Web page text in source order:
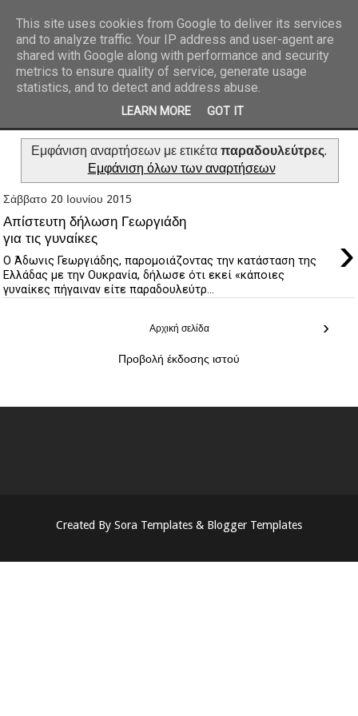
REPORTAZ NET
Εμφάνιση αναρτήσεων με ετικέτα παραδουλεύτρες.
Εμφάνιση όλων των αναρτήσεων
Σάββατο 20 Ιουνίου 2015
Απίστευτη δήλωση Γεωργιάδη
για τις γυναίκες
›
Ο Άδωνις Γεωργιάδης, παρομοιάζοντας την κατάσταση της
Ελλάδας με την Ουκρανία, δήλωσε ότι εκεί «κάποιες
γυναίκες πήγαιναν είτε παραδουλεύτρ...
›
Αρχική σελίδα
Προβολή έκδοσης ιστού
Created By Sora Templates & Blogger Templates
This site uses cookies from Google to deliver its services
and to analyze traffic. Your IP address and user-agent are
shared with Google along with performance and security
metrics to ensure quality of service, generate usage
statistics, and to detect and address abuse.
LEARN MORE GOT IT